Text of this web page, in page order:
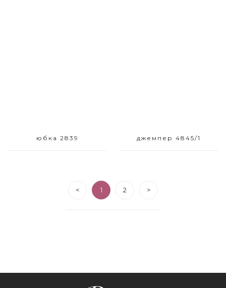
юбка 2839 джемпер 4845/1
< 1 2 >